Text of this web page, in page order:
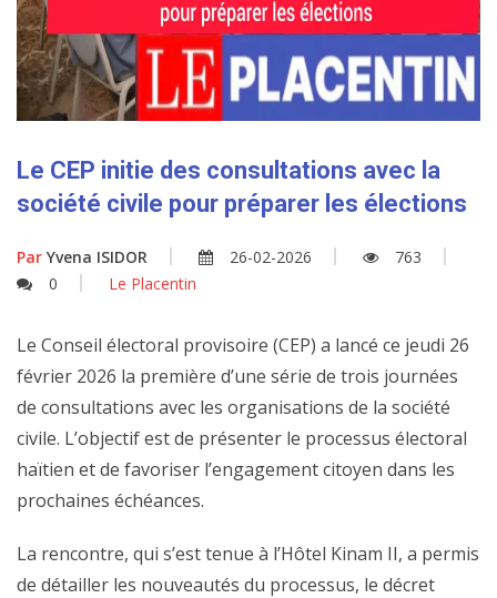
Le CEP initie des consultations avec la
société civile pour préparer les élections
Par Yvena ISIDOR 26-02-2026
763
0
Le Placentin
Le Conseil électoral provisoire (CEP) a lancé ce jeudi 26
février 2026 la première d’une série de trois journées
de consultations avec les organisations de la société
civile. L’objectif est de présenter le processus électoral
haïtien et de favoriser l’engagement citoyen dans les
prochaines échéances.
La rencontre, qui s’est tenue à l’Hôtel Kinam II, a permis
de détailler les nouveautés du processus, le décret